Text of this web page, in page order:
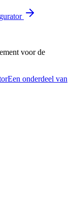
voor de
Een onderdeel van